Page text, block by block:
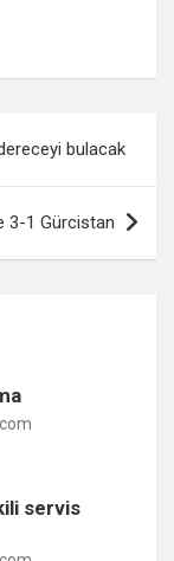
bulacak
3-1 Gürcistan
servis